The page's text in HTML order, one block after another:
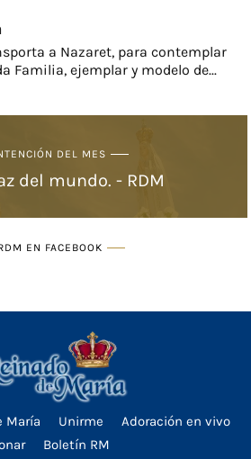
a Nazaret, para contemplar
Familia, ejemplar y modelo de...
DEL MES
del mundo. - RDM
EN FACEBOOK
María Unirme
Adoración en vivo
Boletín RM